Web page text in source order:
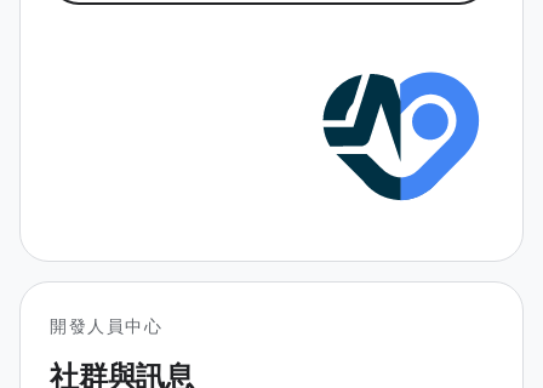
開發人員中心
社群與訊息